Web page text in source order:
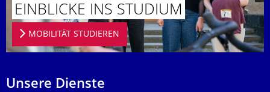
EINBLICKE INS STUDIUM
MOBILITÄT STUDIEREN
Unsere Dienste